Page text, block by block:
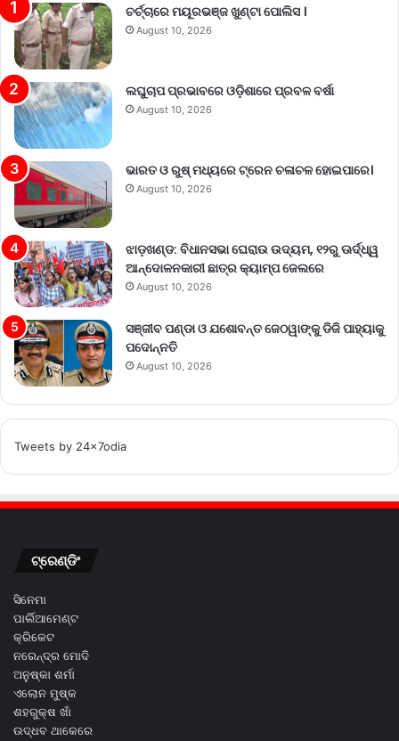
ଚର୍ଚ୍ଚାରେ ମୟୂରଭଞ୍ଜ ଖୁଣ୍ଟା ପୋଲିସ ।
August 10, 2026
ଲଘୁଚାପ ପ୍ରଭାବରେ ଓଡ଼ିଶାରେ ପ୍ରବଳ ବର୍ଷା
August 10, 2026
ଭାରତ ଓ ରୁଷ୍ ମଧ୍ୟରେ ଟ୍ରେନ ଚଳାଚଳ ହୋଇପାରେ।
August 10, 2026
ଝାଡ଼ଖଣ୍ଡ: ବିଧାନସଭା ଘେରାଉ ଉଦ୍ୟମ, ୧୨ରୁ ଊର୍ଦ୍ଧ୍ୱ
ଆନ୍ଦୋଳନକାରୀ ଛାତ୍ର କ୍ୟାମ୍ପ ଜେଲରେ
August 10, 2026
ସଞ୍ଜୀବ ପଣ୍ଡା ଓ ଯଶୋବନ୍ତ ଜେଠୱାଙ୍କୁ ଡିଜି ପାହ୍ୟାକୁ
ପଦୋନ୍ନତି
August 10, 2026
Tweets by 24x7odia
ଟ୍ରେଣ୍ଡିଂ
ସିନେମା
ପାର୍ଲିଆମେଣ୍ଟ
କ୍ରିକେଟ
ନରେନ୍ଦ୍ର ମୋଦି
ଅନୁଷ୍କା ଶର୍ମା
ଏଲୋନ ମୁଷ୍କ
ଶହରୁକ୍ଷ ଖାଁ
ଉଦ୍ଧବ ଥାକେରେ